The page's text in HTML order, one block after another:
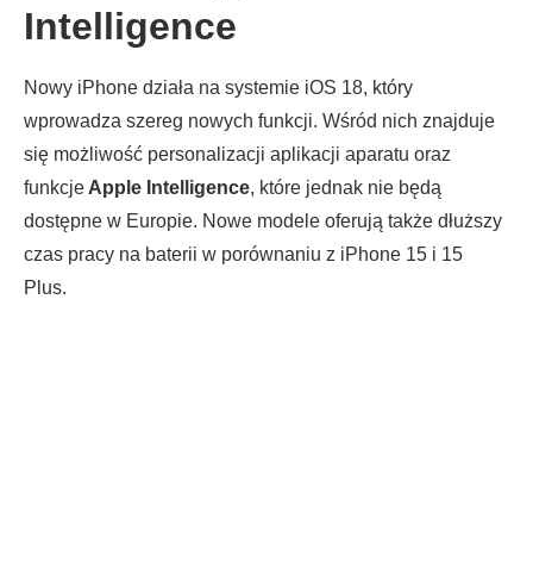
Intelligence
Nowy iPhone działa na systemie iOS 18, który
wprowadza szereg nowych funkcji. Wśród nich znajduje
się możliwość personalizacji aplikacji aparatu oraz
funkcje Apple Intelligence, które jednak nie będą
dostępne w Europie. Nowe modele oferują także dłuższy
czas pracy na baterii w porównaniu z iPhone 15 i 15
Plus.